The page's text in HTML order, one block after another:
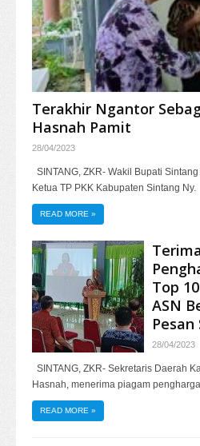
Terakhir Ngantor
Hasnah Pamit
28/04/2023
SINTANG, ZKR- Wakil Bupati
Ketua TP PKK Kabupaten Sintang Ny.
READ MORE »
Top
ASN
28/04/2023
SINTANG, ZKR- Sekretaris Daerah
Hasnah, menerima piagam
READ MORE »